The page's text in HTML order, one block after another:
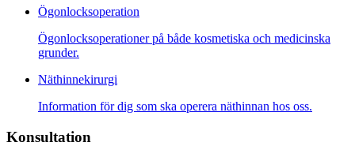
Ögonlocksoperation
Ögonlocksoperationer på både kosmetiska och medicinska
grunder.
Näthinnekirurgi
Information för dig som ska operera näthinnan hos oss.
Konsultation